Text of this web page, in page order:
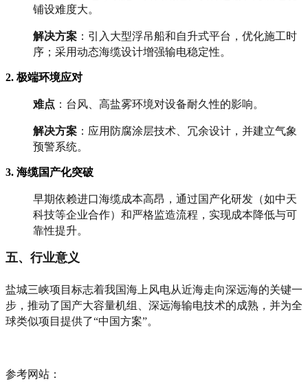
铺设难度大。
解决方案 ：引入大型浮吊船和自升式平台，优化施工时
序；采用动态海缆设计增强输电稳定性。
2. 极端环境应对
难点 ：台风、高盐雾环境对设备耐久性的影响。
解决方案 ：应用防腐涂层技术、冗余设计，并建立气象
预警系统。
3. 海缆国产化突破
早期依赖进口海缆成本高昂，通过国产化研发（如中天
科技等企业合作）和严格监造流程，实现成本降低与可
靠性提升。
五、行业意义
盐城三峡项目标志着我国海上风电从近海走向深远海的关键一
步，推动了国产大容量机组、深远海输电技术的成熟，并为全
球类似项目提供了“中国方案”。
参考网站：